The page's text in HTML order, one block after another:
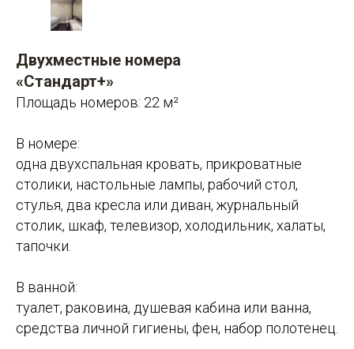
Двухместные номера
«Стандарт+»
Площадь номеров: 22 м²
В номере:
одна двухспальная кровать, прикроватные
столики, настольные лампы, рабочий стол,
стулья, два кресла или диван, журнальный
столик, шкаф, телевизор, холодильник, халаты,
тапочки.
В ванной:
туалет, раковина, душевая кабина или ванна,
средства личной гигиены, фен, набор полотенец.